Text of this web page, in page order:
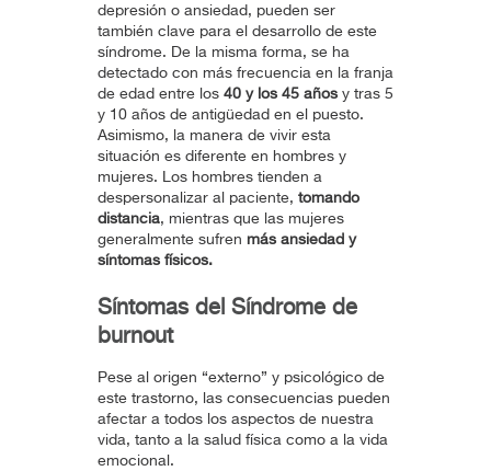
depresión o ansiedad, pueden ser
también clave para el desarrollo de este
síndrome. De la misma forma, se ha
detectado con más frecuencia en la franja
de edad entre los 40 y los 45 años y tras 5
y 10 años de antigüedad en el puesto.
Asimismo, la manera de vivir esta
situación es diferente en hombres y
mujeres. Los hombres tienden a
despersonalizar al paciente, tomando
distancia, mientras que las mujeres
generalmente sufren más ansiedad y
síntomas físicos.
Síntomas del Síndrome de
burnout
Pese al origen “externo” y psicológico de
este trastorno, las consecuencias pueden
afectar a todos los aspectos de nuestra
vida, tanto a la salud física como a la vida
emocional.